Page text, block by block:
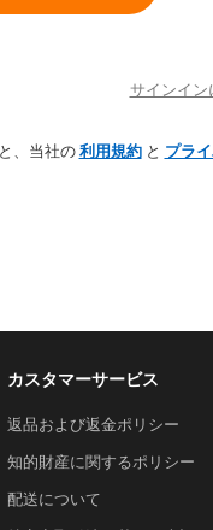
サインイン
、当社の利用規約と プラ
カスタマーサービス
返品および返金ポリシー
知的財産に関するポリシー
配送について